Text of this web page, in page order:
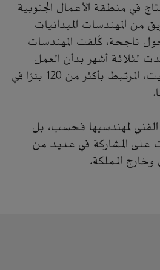
في منطقة الأعمال الجنوبية
من المهندسات الميدانيات
ناجحة، كُلفت المهندسات
لثلاثة أشهر بدأن العمل
بمفردهن في جميع وظائف هندسة الإنتاج لمعمل فرز الغاز من الزيت، المرتبط بأكثر من 120 بئرًا في
الفني لمهندسيها فحسب، بل
على المشاركة في عديد من
المملكة.